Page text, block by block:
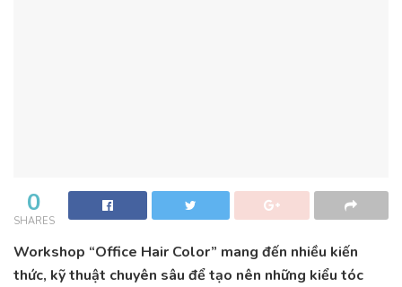
0
SHARES
Workshop “Office Hair Color” mang đến nhiều kiến
thức, kỹ thuật chuyên sâu để tạo nên những kiểu tóc